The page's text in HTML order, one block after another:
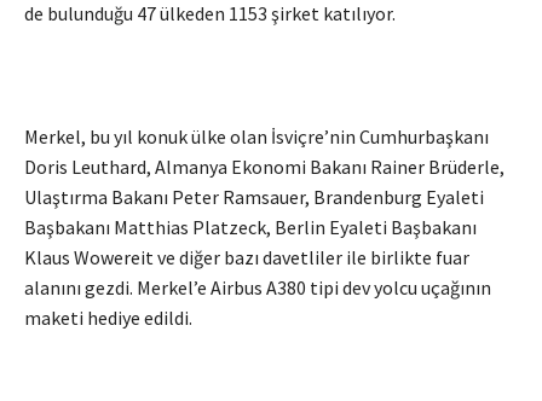
de bulunduğu 47 ülkeden 1153 şirket katılıyor.
Merkel, bu yıl konuk ülke olan İsviçre’nin Cumhurbaşkanı
Doris Leuthard, Almanya Ekonomi Bakanı Rainer Brüderle,
Ulaştırma Bakanı Peter Ramsauer, Brandenburg Eyaleti
Başbakanı Matthias Platzeck, Berlin Eyaleti Başbakanı
Klaus Wowereit ve diğer bazı davetliler ile birlikte fuar
alanını gezdi. Merkel’e Airbus A380 tipi dev yolcu uçağının
maketi hediye edildi.